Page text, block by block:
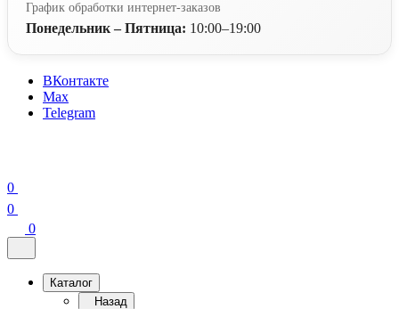
График обработки интернет-заказов
Понедельник – Пятница: 10:00–19:00
ВКонтакте
Max
Telegram
0
0
0
Каталог
Назад